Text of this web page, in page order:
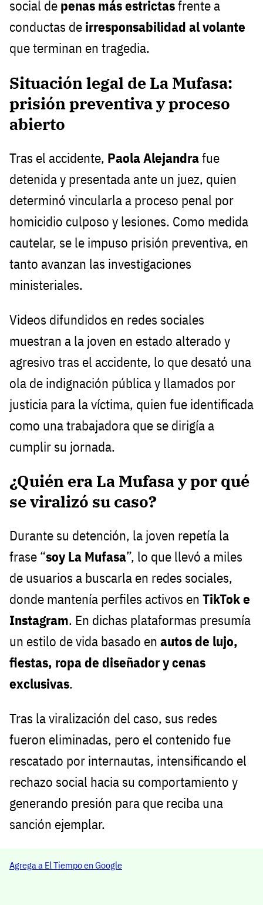
social de penas más estrictasfrente a
conductas de irresponsabilidad al volante
que terminan en tragedia.
Situación legal de La Mufasa:
prisión preventiva y proceso
abierto
Tras el accidente, Paola Alejandrafue
detenida y presentada ante un juez, quien
determinó vincularla a proceso penal por
homicidio culposo y lesiones. Como medida
cautelar, se le impuso prisión preventiva, en
tanto avanzan las investigaciones
ministeriales.
Videos difundidos en redes sociales
muestran a la joven en estado alterado y
agresivo tras el accidente, lo que desató una
ola de indignación pública y llamados por
justicia para la víctima, quien fue identificada
como una trabajadora que se dirigía a
cumplir su jornada.
¿Quién era La Mufasa y por qué
se viralizó su caso?
Durante su detención, la joven repetía la
frase “soy La Mufasa”, lo que llevó a miles
de usuarios a buscarla en redes sociales,
donde mantenía perfiles activos en TikTok e
Instagram. En dichas plataformas presumía
un estilo de vida basado en autos de lujo,
fiestas, ropa de diseñador y cenas
exclusivas.
Tras la viralización del caso, sus redes
fueron eliminadas, pero el contenido fue
rescatado por internautas, intensificando el
rechazo social hacia su comportamiento y
generando presión para que reciba una
sanción ejemplar.
Agrega a El Tiempo en Google